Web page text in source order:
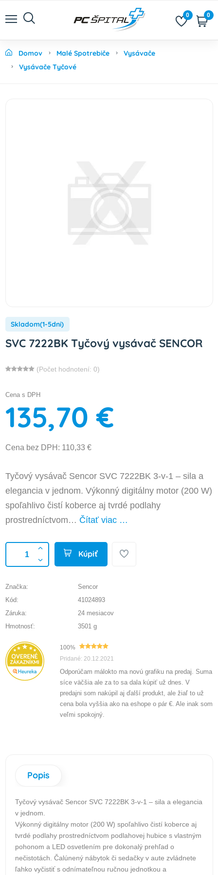
0 0
Domov Malé Spotrebiče
Vysávače
Vysávače Tyčové
Skladom(1-5dni)
SVC 7222BK Tyčový vysávač SENCOR
(Počet hodnotení: 0)
Cena s DPH
135,70 €
Cena bez DPH: 110,33 €
Tyčový vysávač Sencor SVC 7222BK 3-v-1 – sila a
elegancia v jednom. Výkonný digitálny motor (200 W)
spoľahlivo čistí koberce aj tvrdé podlahy
prostredníctvom… Čítať viac …
Kúpiť
Značka:
Sencor
Kód:
41024893
Záruka:
24 mesiacov
Hmotnosť:
3501 g
100%
Pridané: 20.12.2021
Odporúčam málokto ma novú grafiku na predaj. Suma
síce väčšia ale za to sa dala kúpiť už dnes. V
predajni som nakúpil aj ďalší produkt, ale žiaľ to už
cena bola vyššia ako na eshope o pár €. Ale inak som
veľmi spokojný.
Popis
Tyčový vysávač Sencor SVC 7222BK 3-v-1 – sila a elegancia
v jednom.
Výkonný digitálny motor (200 W) spoľahlivo čistí koberce aj
tvrdé podlahy prostredníctvom podlahovej hubice s vlastným
pohonom a LED osvetlením pre dokonalý prehľad o
nečistotách. Čalúnený nábytok či sedačky v aute zvládnete
ľahko vyčistiť s odnímateľnou ručnou jednotkou a